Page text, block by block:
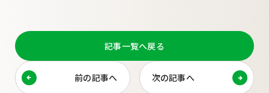
前の記事へ
記事一覧へ戻る
次の記事へ